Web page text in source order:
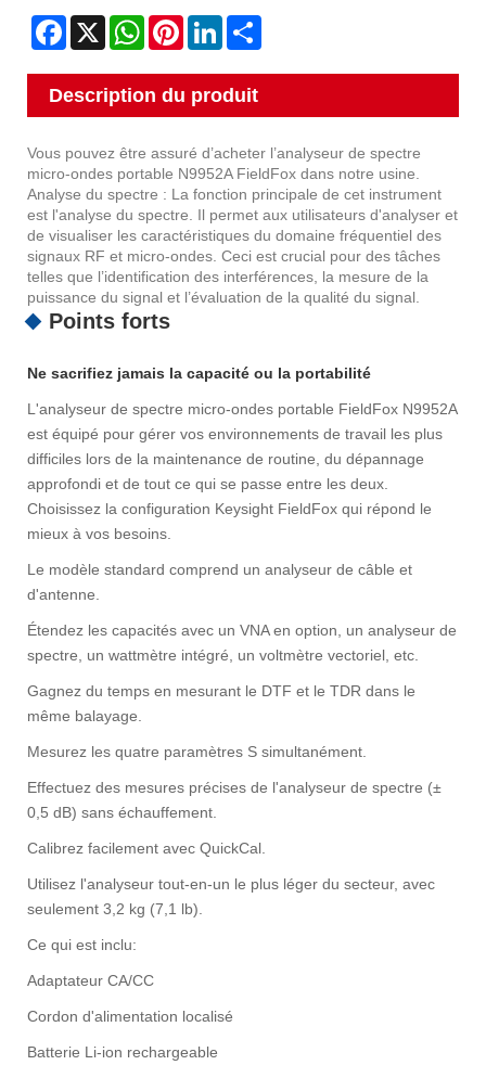
Facebook
X WhatsAppPinterestLinkedIn
Description du produit
Vous pouvez être assuré d’acheter l’analyseur de spectre
micro-ondes portable N9952A FieldFox dans notre usine.
Analyse du spectre : La fonction principale de cet instrument
est l'analyse du spectre. Il permet aux utilisateurs d'analyser et
de visualiser les caractéristiques du domaine fréquentiel des
signaux RF et micro-ondes. Ceci est crucial pour des tâches
telles que l’identification des interférences, la mesure de la
puissance du signal et l’évaluation de la qualité du signal.
Points forts
Ne sacrifiez jamais la capacité ou la portabilité
L'analyseur de spectre micro-ondes portable FieldFox N9952A
est équipé pour gérer vos environnements de travail les plus
difficiles lors de la maintenance de routine, du dépannage
approfondi et de tout ce qui se passe entre les deux.
Choisissez la configuration Keysight FieldFox qui répond le
mieux à vos besoins.
Le modèle standard comprend un analyseur de câble et
d'antenne.
Étendez les capacités avec un VNA en option, un analyseur de
spectre, un wattmètre intégré, un voltmètre vectoriel, etc.
Gagnez du temps en mesurant le DTF et le TDR dans le
même balayage.
Mesurez les quatre paramètres S simultanément.
Effectuez des mesures précises de l'analyseur de spectre (±
0,5 dB) sans échauffement.
Calibrez facilement avec QuickCal.
Utilisez l'analyseur tout-en-un le plus léger du secteur, avec
seulement 3,2 kg (7,1 lb).
Ce qui est inclu:
Adaptateur CA/CC
Cordon d'alimentation localisé
Batterie Li-ion rechargeable